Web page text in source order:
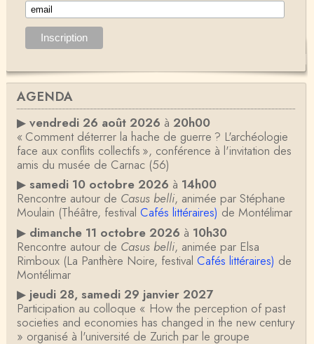
AGENDA
▶ vendredi 26 août 2026 à 20h00
« Comment déterrer la hache de guerre ? L'archéologie
face aux conflits collectifs », conférence à l'invitation des
amis du musée de Carnac (56)
▶ samedi 10 octobre 2026 à 14h00
Rencontre autour de Casus belli, animée par Stéphane
Moulain (Théâtre, festival Cafés littéraires) de Montélimar
▶ dimanche 11 octobre 2026 à 10h30
Rencontre autour de Casus belli, animée par Elsa
Rimboux (La Panthère Noire, festival Cafés littéraires) de
Montélimar
▶ jeudi 28, samedi 29 janvier 2027
Participation au colloque « How the perception of past
societies and economies has changed in the new century
» organisé à l'université de Zurich par le groupe